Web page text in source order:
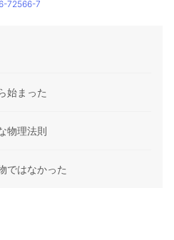
72566-7
始まった
物理法則
ではなかった